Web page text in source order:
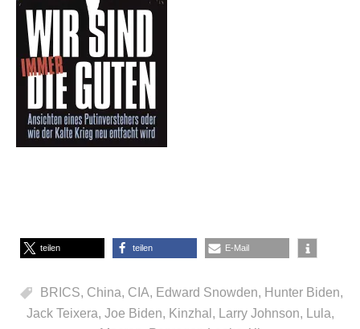
teilen teilen E-Mail
BRICS, China, CIA, Edward Snowden, Hunter Biden,
Jack Teixera, Joe Biden, Kinzhal , Larry Johnson, Lula,